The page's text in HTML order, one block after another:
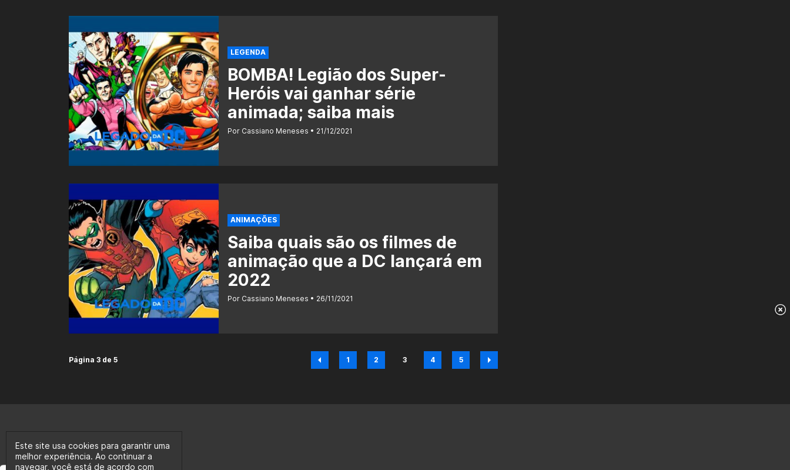
LEGENDA
BOMBA! Legião dos Super-
Heróis vai ganhar série
animada; saiba mais
Por Cassiano Meneses 21/12/2021
ANIMAÇÕES
Saiba quais são os filmes de
animação que a DC lançará em
2022
Por Cassiano Meneses 26/11/2021
Página 3 de 5
Página
1
Página
2
Página
3
Página
4
Página
5
Este site usa cookies para garantir uma
melhor experiência. Ao continuar a
navegar, você está de acordo com